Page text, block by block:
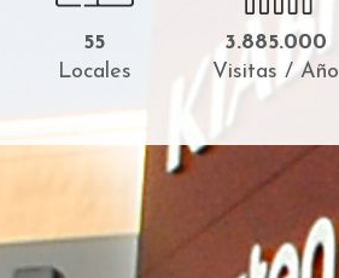
55
Locales
3.885.000
Visitas / Año